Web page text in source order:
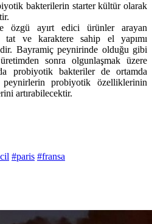
bakterilerin starter kültür olarak
özgü ayırt edici ürünler arayan
tat ve karaktere sahip el yapımı
Bayramiç peynirinde olduğu gibi
sonra olgunlaşmak üzere
probiyotik bakteriler de ortamda
probiyotik özelliklerinin
artırabilecektir.
#paris #fransa